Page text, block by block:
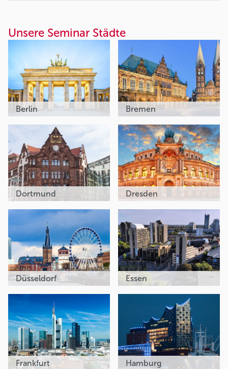
Unsere Seminar Städte
Berlin Bremen
Dortmund Dresden
Düsseldorf Essen
Frankfurt Hamburg